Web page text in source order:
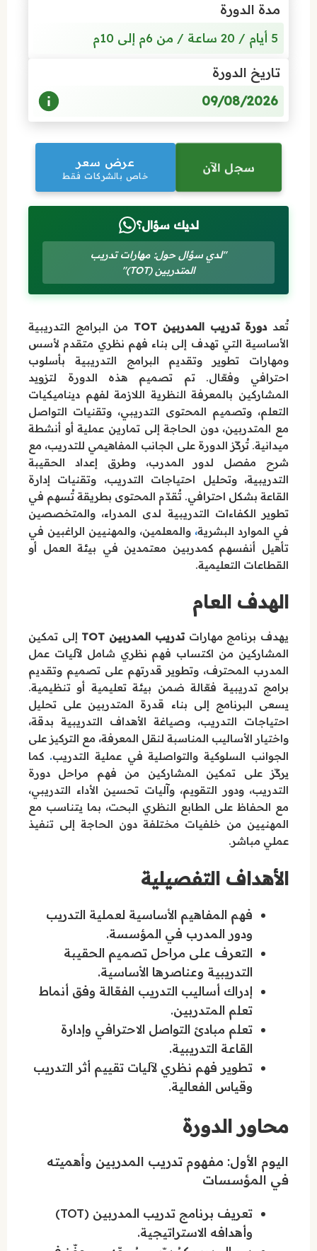
مدة الدورة
5 أيام / 20 ساعة / من 6م إلى 10م
تاريخ الدورة
09/08/2026
سجل الآن عرض سعر
خاص بالشركات فقط
لديك سؤال؟
"لدي سؤال حول: مهارات تدريب
المتدربين (TOT)"
تُعددورة تدريب المدربين TOT
من البرامج التدريبية
الأساسية التي تهدف إلى بناء فهم نظري متقدم لأسس
ومهارات تطوير وتقديم البرامج التدريبية بأسلوب
احترافي وفعّال. تم تصميم هذه الدورة لتزويد
المشاركين بالمعرفة النظرية اللازمة لفهم ديناميكيات
التعلم، وتصميم المحتوى التدريبي، وتقنيات التواصل
مع المتدربين، دون الحاجة إلى تمارين عملية أو أنشطة
ميدانية. تُركّز الدورة على الجانب المفاهيمي للتدريب، مع
شرح مفصل لدور المدرب، وطرق إعداد الحقيبة
التدريبية، وتحليل احتياجات التدريب، وتقنيات إدارة
القاعة بشكل احترافي. تُقدّم المحتوى بطريقة تُسهم في
تطوير الكفاءات التدريبية لدى المدراء، والمتخصصين
في الموارد البشرية، والمعلمين، والمهنيين الراغبين في
تأهيل أنفسهم كمدربين معتمدين في بيئة العمل أو
القطاعات التعليمية.
الهدف العام
يهدف برنامج مهاراتتدريب المدربين TOT
إلى تمكين
المشاركين من اكتساب فهم نظري شامل لآليات عمل
المدرب المحترف، وتطوير قدرتهم على تصميم وتقديم
برامج تدريبية فعّالة ضمن بيئة تعليمية أو تنظيمية.
يسعى البرنامج إلى بناء قدرة المتدربين على تحليل
احتياجات التدريب، وصياغة الأهداف التدريبية بدقة،
واختيار الأساليب المناسبة لنقل المعرفة، مع التركيز على
الجوانب السلوكية والتواصلية في عملية التدريب. كما
يركّز على تمكين المشاركين من فهم مراحل دورة
التدريب، ودور التقويم، وآليات تحسين الأداء التدريبي،
مع الحفاظ على الطابع النظري البحت، بما يتناسب مع
المهنيين من خلفيات مختلفة دون الحاجة إلى تنفيذ
عملي مباشر.
الأهداف التفصيلية
فهم المفاهيم الأساسية لعملية التدريب
ودور المدرب في المؤسسة.
التعرف على مراحل تصميم الحقيبة
التدريبية وعناصرها الأساسية.
إدراك أساليب التدريب الفعّالة وفق أنماط
تعلم المتدربين.
تعلم مبادئ التواصل الاحترافي وإدارة
القاعة التدريبية.
تطوير فهم نظري لآليات تقييم أثر التدريب
وقياس الفعالية.
محاور الدورة
اليوم الأول: مفهوم تدريب المدربين وأهميته
في المؤسسات
تعريف برنامج تدريب المدربين (TOT)
وأهدافه الاستراتيجية.